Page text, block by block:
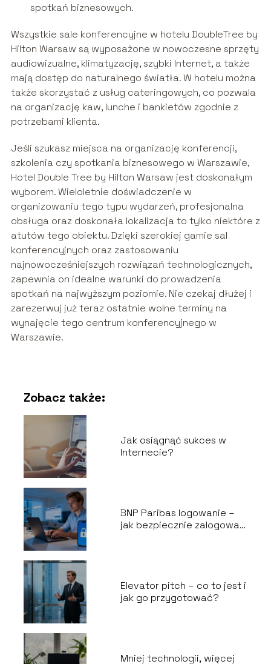
spotkań biznesowych.
Wszystkie sale konferencyjne w hotelu DoubleTree by
Hilton Warsaw są wyposażone w nowoczesne sprzęty
audiowizualne, klimatyzację, szybki Internet, a także
mają dostęp do naturalnego światła. W hotelu można
także skorzystać z usług cateringowych, co pozwala
na organizację kaw, lunche i bankietów zgodnie z
potrzebami klienta.
Jeśli szukasz miejsca na organizację konferencji,
szkolenia czy spotkania biznesowego w Warszawie,
Hotel Double Tree by Hilton Warsaw jest doskonałym
wyborem. Wieloletnie doświadczenie w
organizowaniu tego typu wydarzeń, profesjonalna
obsługa oraz doskonała lokalizacja to tylko niektóre z
atutów tego obiektu. Dzięki szerokiej gamie sal
konferencyjnych oraz zastosowaniu
najnowocześniejszych rozwiązań technologicznych,
zapewnia on idealne warunki do prowadzenia
spotkań na najwyższym poziomie. Nie czekaj dłużej i
zarezerwuj już teraz ostatnie wolne terminy na
wynajęcie tego centrum konferencyjnego w
Warszawie.
Zobacz także:
Jak osiągnąć sukces w
Internecie?
BNP Paribas logowanie –
jak bezpiecznie zalogować
Elevator pitch – co to jest i
jak go przygotować?
Mniej technologii, więcej